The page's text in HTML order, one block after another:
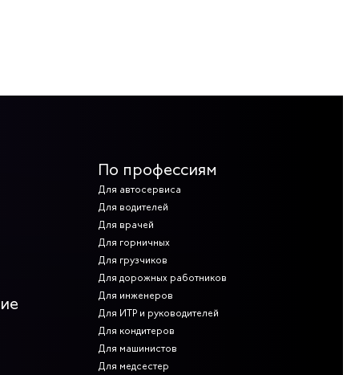
По профессиям
Для автосервиса
Для водителей
Для врачей
Для горничных
Для грузчиков
Для дорожных работников
Для инженеров
Для ИТР и руководителей
Для кондитеров
Для машинистов
Для медсестер